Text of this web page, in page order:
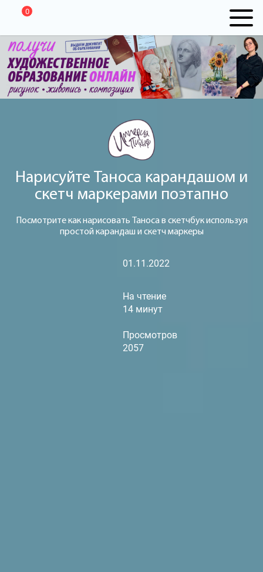
0
Нарисуйте Таноса карандашом и
скетч маркерами поэтапно
Посмотрите как нарисовать Таноса в скетчбук используя
простой карандаш и скетч маркеры
01.11.2022
На чтение
14 минут
Просмотров
2057